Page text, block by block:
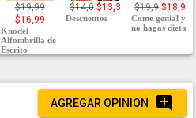
$19,99
$16,99
Knodel
Alfombrilla de
Escrito
$14,0 $13,3
Descuentos
$19,9 $18,9
Come genial y
no hagas dieta
AGREGAR OPINION